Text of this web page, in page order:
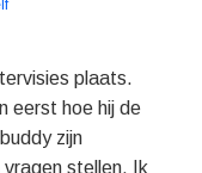
plaats.
eerst hoe hij de
zijn
vragen stellen. Ik